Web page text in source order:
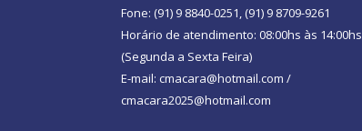
Fone: (91) 9 8840-0251, (91) 9 8709-9261
Horário de atendimento: 08:00hs às 14:00hs
(Segunda a Sexta Feira)
E-mail: cmacara@hotmail.com /
cmacara2025@hotmail.com